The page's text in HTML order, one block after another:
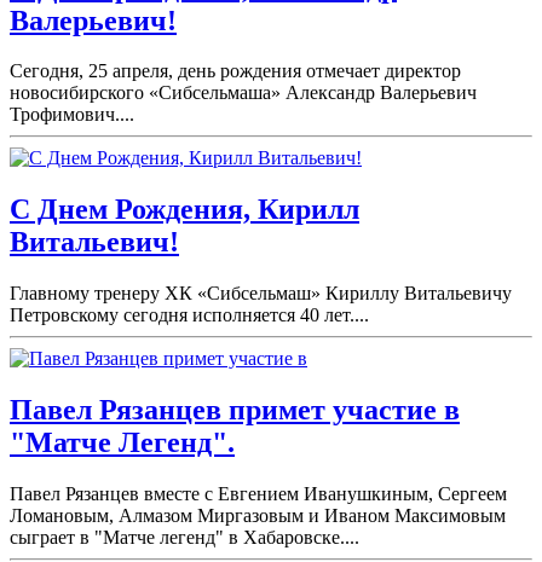
Валерьевич!
Сегодня, 25 апреля, день рождения отмечает директор
новосибирского «Сибсельмаша» Александр Валерьевич
Трофимович....
С Днем Рождения, Кирилл
Витальевич!
Главному тренеру ХК «Сибсельмаш» Кириллу Витальевичу
Петровскому сегодня исполняется 40 лет....
Павел Рязанцев примет участие в
"Матче Легенд".
Павел Рязанцев вместе с Евгением Иванушкиным, Сергеем
Ломановым, Алмазом Миргазовым и Иваном Максимовым
сыграет в "Матче легенд" в Хабаровске....